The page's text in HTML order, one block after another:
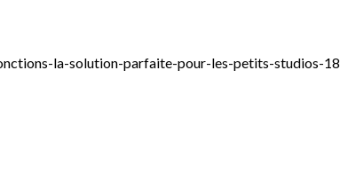
la-solution-parfaite-pour-les-petits-studios-18